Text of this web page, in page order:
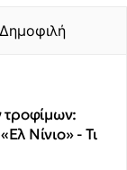
Δημοφιλή
τροφίμων:
Νίνιο» - Τι